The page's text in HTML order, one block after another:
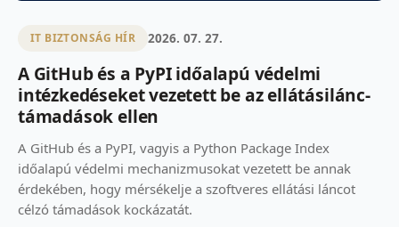
IT BIZTONSÁG HÍR 2026. 07. 27.
A GitHub és a PyPI időalapú védelmi
intézkedéseket vezetett be az ellátásilánc-
támadások ellen
A GitHub és a PyPI, vagyis a Python Package Index
időalapú védelmi mechanizmusokat vezetett be annak
érdekében, hogy mérsékelje a szoftveres ellátási láncot
célzó támadások kockázatát.